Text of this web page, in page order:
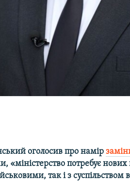
оголосив про намір
«міністерство потребує нових
так і з суспільством